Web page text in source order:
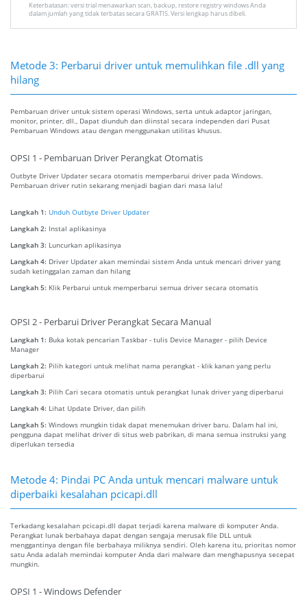
Keterbatasan: versi trial menawarkan scan, backup, restore registry windows Anda
dalam jumlah yang tidak terbatas secara GRATIS. Versi lengkap harus dibeli.
Metode 3: Perbarui driver untuk memulihkan file .dll yang
hilang
Pembaruan driver untuk sistem operasi Windows, serta untuk adaptor jaringan,
monitor, printer, dll., Dapat diunduh dan diinstal secara independen dari Pusat
Pembaruan Windows atau dengan menggunakan utilitas khusus.
OPSI 1 - Pembaruan Driver Perangkat Otomatis
Outbyte Driver Updater secara otomatis memperbarui driver pada Windows.
Pembaruan driver rutin sekarang menjadi bagian dari masa lalu!
Langkah 1: Unduh Outbyte Driver Updater
Langkah 2: Instal aplikasinya
Langkah 3: Luncurkan aplikasinya
Langkah 4: Driver Updater akan memindai sistem Anda untuk mencari driver yang
sudah ketinggalan zaman dan hilang
Langkah 5: Klik Perbarui untuk memperbarui semua driver secara otomatis
OPSI 2 - Perbarui Driver Perangkat Secara Manual
Langkah 1: Buka kotak pencarian Taskbar - tulis Device Manager - pilih Device
Manager
Langkah 2: Pilih kategori untuk melihat nama perangkat - klik kanan yang perlu
diperbarui
Langkah 3: Pilih Cari secara otomatis untuk perangkat lunak driver yang diperbarui
Langkah 4: Lihat Update Driver, dan pilih
Langkah 5: Windows mungkin tidak dapat menemukan driver baru. Dalam hal ini,
pengguna dapat melihat driver di situs web pabrikan, di mana semua instruksi yang
diperlukan tersedia
Metode 4: Pindai PC Anda untuk mencari malware untuk
diperbaiki kesalahan pcicapi.dll
Terkadang kesalahan pcicapi.dll dapat terjadi karena malware di komputer Anda.
Perangkat lunak berbahaya dapat dengan sengaja merusak file DLL untuk
menggantinya dengan file berbahaya miliknya sendiri. Oleh karena itu, prioritas nomor
satu Anda adalah memindai komputer Anda dari malware dan menghapusnya secepat
mungkin.
OPSI 1 - Windows Defender